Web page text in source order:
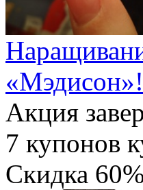
Акция
7 купонов
Скидка